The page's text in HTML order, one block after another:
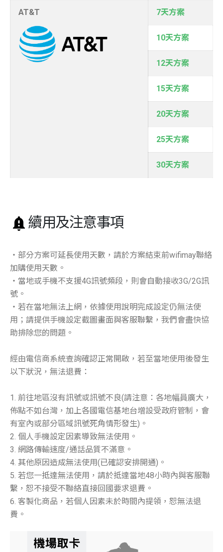
AT&T 7天方案
10天方案
12天方案
15天方案
20天方案
25天方案
30天方案
續用及注意事項
・部分方案可延長使用天數，請於方案結束前wifimay聯絡
加購使用天數。
・當地或手機不支援4G訊號頻段，則會自動接收3G/2G訊
號。
・若在當地無法上網，依據使用說明完成設定仍無法使
用；請提供手機設定截圖畫面與客服聯繫，我們會盡快協
助排除您的問題。
經由電信商系統查詢確認正常開啟，若至當地使用後發生
以下狀況，無法退費：
1. 前往地區沒有訊號或訊號不良(請注意：各地幅員廣大，
佈點不如台灣，加上各國電信基地台增設受政府管制，會
有室內或部分區域訊號死角情形發生)。
2. 個人手機設定因素導致無法使用。
3. 網路傳輸速度/通話品質不滿意。
4. 其他原因造成無法使用(已確認安排開通)。
5. 若您一抵達無法使用，請於抵達當地48小時內與客服聯
繫，恕不接受不聯絡直接回國要求退費。
6. 客製化商品，若個人因素未於時間內提領，恕無法退
費。